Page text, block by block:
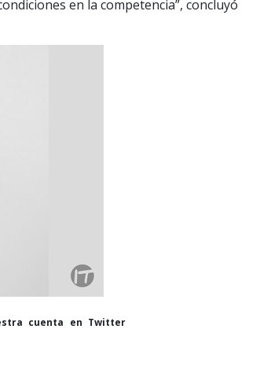
en la competencia”, concluyó
cuenta en Twitter